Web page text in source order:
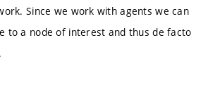
Since we work with agents we can
to a node of interest and thus de facto